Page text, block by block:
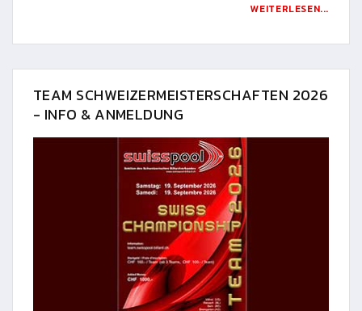
WEITERLESEN...
TEAM SCHWEIZERMEISTERSCHAFTEN 2026
- INFO & ANMELDUNG